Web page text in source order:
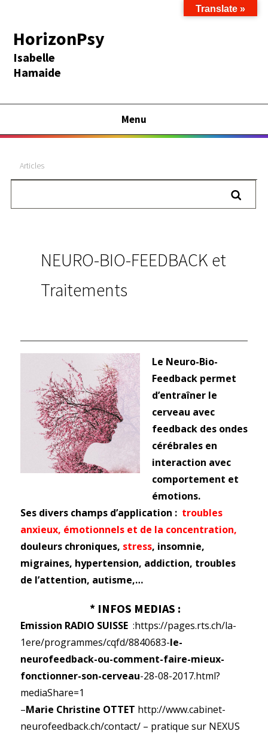
HorizonPsy
Isabelle
Hamaide
Menu
Articles
NEURO-BIO-FEEDBACK et
Traitements
Le Neuro-Bio-
Feedback permet
d’entraîner le
cerveau avec
feedback des ondes
cérébrales en
interaction avec
comportement et
émotions.
Ses divers champs d’application : troubles
anxieux, émotionnels et de la concentration,
douleurs chroniques, stress, insomnie,
migraines, hypertension, addiction, troubles
de l’attention, autisme,…
* INFOS MEDIAS :
Emission RADIO SUISSE :https://pages.rts.ch/la-
1ere/programmes/cqfd/8840683-le-
neurofeedback-ou-comment-faire-mieux-
fonctionner-son-cerveau-28-08-2017.html?
mediaShare=1
–Marie Christine OTTET http://www.cabinet-
neurofeedback.ch/contact/ – pratique sur NEXUS
Translate »